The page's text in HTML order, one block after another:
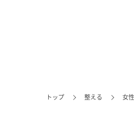
トップ 整える 女